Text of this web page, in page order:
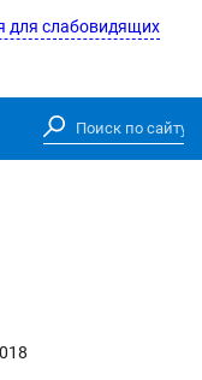
для слабовидящих